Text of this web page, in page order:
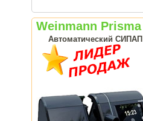
Weinmann
Автоматический СИПАП